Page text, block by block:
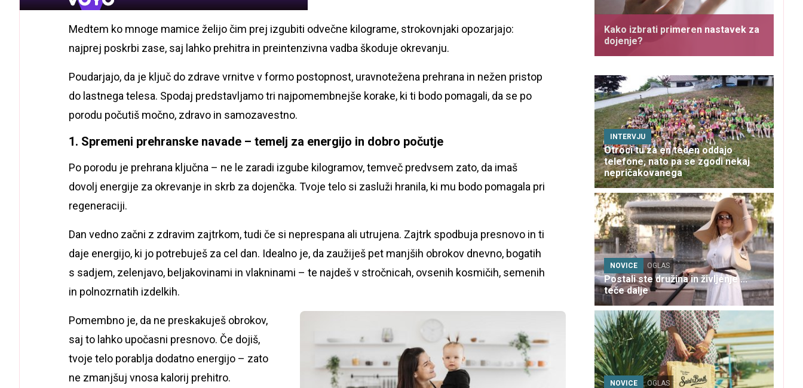
Medtem ko mnoge mamice želijo čim prej izgubiti odvečne kilograme, strokovnjaki opozarjajo:
najprej poskrbi zase, saj lahko prehitra in preintenzivna vadba škoduje okrevanju.
Poudarjajo, da je ključ do zdrave vrnitve v formo postopnost, uravnotežena prehrana in nežen pristop
do lastnega telesa. Spodaj predstavljamo tri najpomembnejše korake, ki ti bodo pomagali, da se po
porodu počutiš močno, zdravo in samozavestno.
1. Spremeni prehranske navade – temelj za energijo in dobro počutje
Po porodu je prehrana ključna – ne le zaradi izgube kilogramov, temveč predvsem zato, da imaš
dovolj energije za okrevanje in skrb za dojenčka. Tvoje telo si zasluži hranila, ki mu bodo pomagala pri
regeneraciji.
Dan vedno začni z zdravim zajtrkom, tudi če si neprespana ali utrujena. Zajtrk spodbuja presnovo in ti
daje energijo, ki jo potrebuješ za cel dan. Idealno je, da zaužiješ pet manjših obrokov dnevno, bogatih
s sadjem, zelenjavo, beljakovinami in vlakninami – te najdeš v stročnicah, ovsenih kosmičih, semenih
in polnozrnatih izdelkih.
Pomembno je, da ne preskakuješ obrokov,
saj to lahko upočasni presnovo. Če dojiš,
tvoje telo porablja dodatno energijo – zato
ne zmanjšuj vnosa kalorij prehitro.
Kako izbrati primeren nastavek za
dojenje?
INTERVJU
Otroci tu za en teden oddajo
telefone, nato pa se zgodi nekaj
nepričakovanega
NOVICE OGLAS
Postali ste družina in življenje ...
teče dalje
NOVICE OGLAS